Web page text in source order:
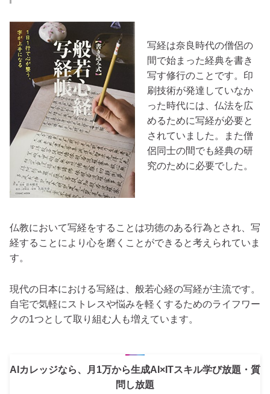
写経は奈良時代の僧侶の
間で始まった経典を書き
写す修行のことです。印
刷技術が発達していなか
った時代には、仏法を広
めるために写経が必要と
されていました。また僧
侶同士の間でも経典の研
究のために必要でした。
仏教において写経をすることは功徳のある行為とされ、写
経することにより心を磨くことができると考えられていま
す。
現代の日本における写経は、般若心経の写経が主流です。
自宅で気軽にストレスや悩みを軽くするためのライフワー
クの1つとして取り組む人も増えています。
AIカレッジなら、月1万から生成AI×ITスキル学び放題・質
問し放題